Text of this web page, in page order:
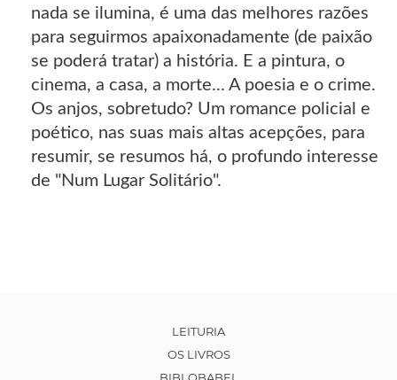
nada se ilumina, é uma das melhores razões
para seguirmos apaixonadamente (de paixão
se poderá tratar) a história. E a pintura, o
cinema, a casa, a morte... A poesia e o crime.
Os anjos, sobretudo? Um romance policial e
poético, nas suas mais altas acepções, para
resumir, se resumos há, o profundo interesse
de "Num Lugar Solitário".
LEITURIA
OS LIVROS